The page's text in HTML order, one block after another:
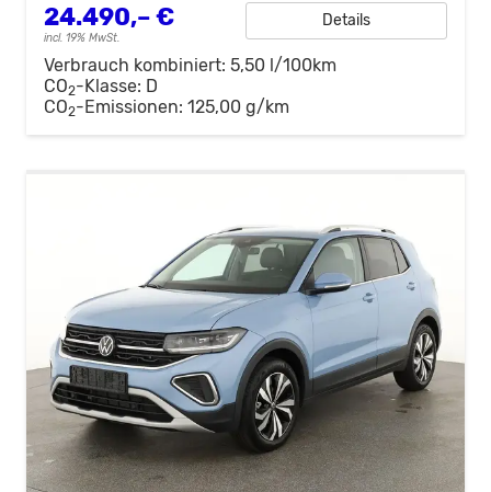
24.490,– €
incl. 19% MwSt.
Details
Verbrauch kombiniert: 5,50 l/100km
CO2-Klasse: D
CO2-Emissionen: 125,00 g/km